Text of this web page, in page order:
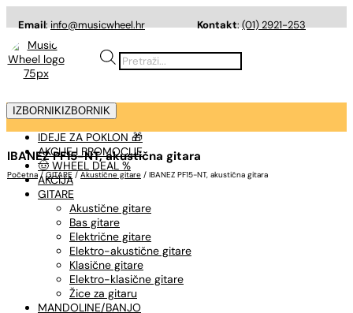
Email:info@musicwheel.hr Kontakt:(01) 2921-253
Products
search
IZBORNIK IZBORNIK
IDEJE ZA POKLON 🎁
AKCIJE I PROMOCIJE
🤠 WHEEL DEAL %
AKCIJA
GITARE
Akustične gitare
Bas gitare
Električne gitare
Elektro-akustične gitare
Klasične gitare
Elektro-klasične gitare
Žice za gitaru
MANDOLINE/BANJO
IBANEZ PF15-NT, akustična gitara
Početna / GITARE / Akustične gitare / IBANEZ PF15-NT, akustična gitara